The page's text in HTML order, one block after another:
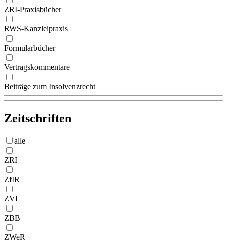
ZRI-Praxisbücher
RWS-Kanzleipraxis
Formularbücher
Vertragskommentare
Beiträge zum Insolvenzrecht
Zeitschriften
alle
ZRI
ZfIR
ZVI
ZBB
ZWeR